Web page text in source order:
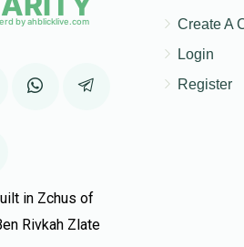
in Zchus of
Rivkah Zlate
Create A
Login
Register